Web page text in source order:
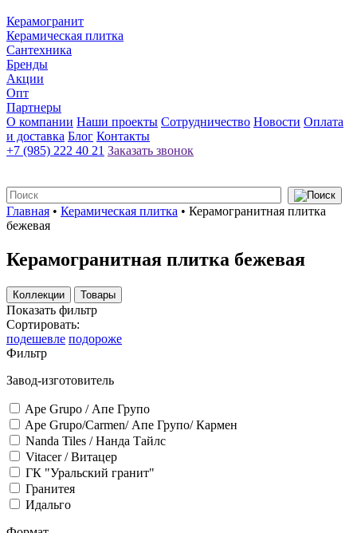
Керамогранит
Керамическая плитка
Сантехника
Бренды
Акции
Опт
Партнеры
О компании Наши проекты Сотрудничество Новости Оплата
и доставка Блог Контакты
+7 (985) 222 40 21 Заказать звонок
Главная • Керамическая плитка • Керамогранитная плитка
бежевая
Керамогранитная плитка бежевая
Коллекции Товары
Показать фильтр
Сортировать:
подешевле подороже
Фильтр
Завод-изготовитель
Ape Grupo / Апе Групо
Ape Grupo/Carmen/ Апе Групо/ Кармен
Nanda Tiles / Нанда Тайлс
Vitacer / Витацер
ГК "Уральский гранит"
Гранитея
Идальго